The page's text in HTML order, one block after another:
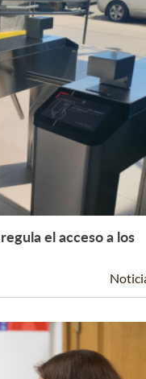
Leer Más +
el acceso a los